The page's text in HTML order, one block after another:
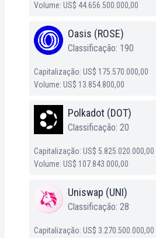
Volume: US$ 44.656.500.000,00
Oasis (ROSE)
Classificação: 190
Capitalização: US$ 175.570.000,00
Volume: US$ 13.854.800,00
Polkadot (DOT)
Classificação: 20
Capitalização: US$ 5.825.020.000,00
Volume: US$ 107.843.000,00
Uniswap (UNI)
Classificação: 28
Capitalização: US$ 3.270.500.000,00